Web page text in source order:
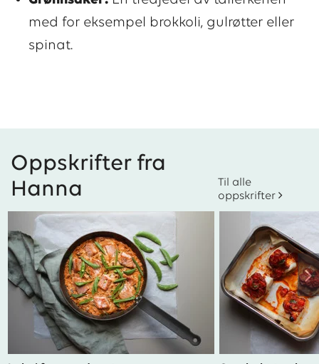
med for eksempel brokkoli, gulrøtter eller
spinat.
Oppskrifter fra
Hanna
Til alle
oppskrifter